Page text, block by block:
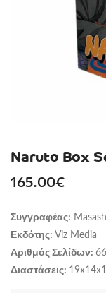
Naruto Box
165.00€
Συγγραφέας:
Εκδότης: Viz Media
Αριθμός Σελίδων:
Διαστάσεις: